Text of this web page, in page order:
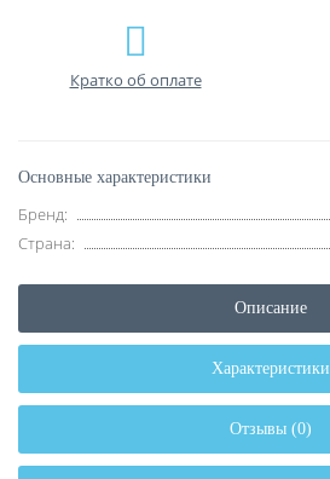
Кратко об оплате
Основные характеристики
Бренд:
Страна:
Описание
Характеристики
Отзывы (0)